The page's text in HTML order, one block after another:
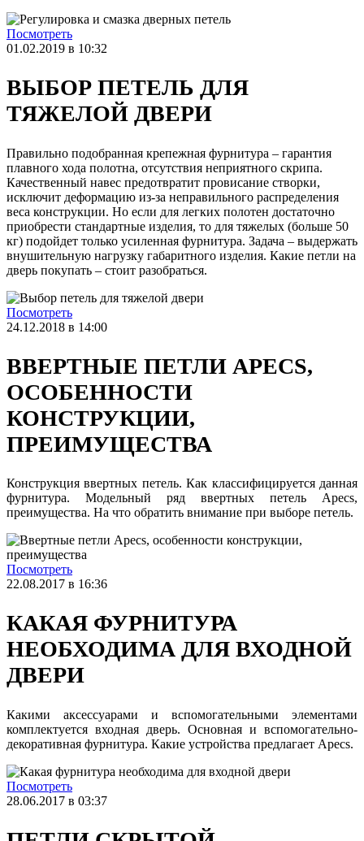
Посмотреть
01.02.2019 в 10:32
ВЫБОР ПЕТЕЛЬ ДЛЯ
ТЯЖЕЛОЙ ДВЕРИ
Правильно подобранная крепежная фурнитура – гарантия
плавного хода полотна, отсутствия неприятного скрипа.
Качественный навес предотвратит провисание створки,
исключит деформацию из-за неправильного распределения
веса конструкции. Но если для легких полотен достаточно
приобрести стандартные изделия, то для тяжелых (больше 50
кг) подойдет только усиленная фурнитура. Задача – выдержать
внушительную нагрузку габаритного изделия. Какие петли на
дверь покупать – стоит разобраться.
Посмотреть
24.12.2018 в 14:00
ВВЕРТНЫЕ ПЕТЛИ APECS,
ОСОБЕННОСТИ
КОНСТРУКЦИИ,
ПРЕИМУЩЕСТВА
Конструкция ввертных петель. Как классифицируется данная
фурнитура. Модельный ряд ввертных петель Apecs,
преимущества. На что обратить внимание при выборе петель.
Посмотреть
22.08.2017 в 16:36
КАКАЯ ФУРНИТУРА
НЕОБХОДИМА ДЛЯ ВХОДНОЙ
ДВЕРИ
Какими аксессуарами и вспомогательными элементами
комплектуется входная дверь. Основная и вспомогательно-
декоративная фурнитура. Какие устройства предлагает Apecs.
Посмотреть
28.06.2017 в 03:37